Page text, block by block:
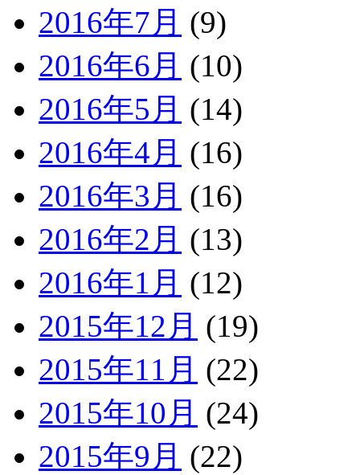
2016年7月 (9)
2016年6月 (10)
2016年5月 (14)
2016年4月 (16)
2016年3月 (16)
2016年2月 (13)
2016年1月 (12)
2015年12月 (19)
2015年11月 (22)
2015年10月 (24)
2015年9月 (22)